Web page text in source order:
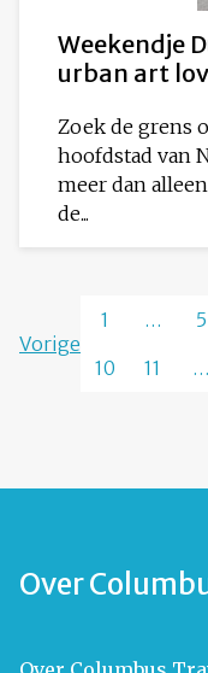
Weekendje
urban art
Zoek de grens
hoofdstad van
meer dan
de...
Vorige
1 … 5
10
11 …
Over